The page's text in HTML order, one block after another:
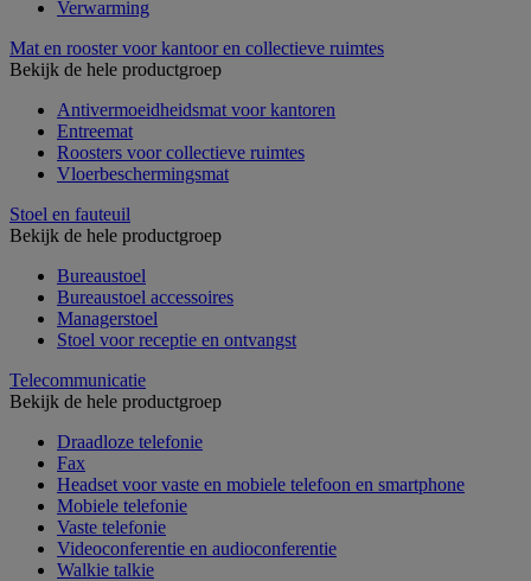
Verwarming
Mat en rooster voor kantoor en collectieve ruimtes
Bekijk de hele productgroep
Antivermoeidheidsmat voor kantoren
Entreemat
Roosters voor collectieve ruimtes
Vloerbeschermingsmat
Stoel en fauteuil
Bekijk de hele productgroep
Bureaustoel
Bureaustoel accessoires
Managerstoel
Stoel voor receptie en ontvangst
Telecommunicatie
Bekijk de hele productgroep
Draadloze telefonie
Fax
Headset voor vaste en mobiele telefoon en smartphone
Mobiele telefonie
Vaste telefonie
Videoconferentie en audioconferentie
Walkie talkie